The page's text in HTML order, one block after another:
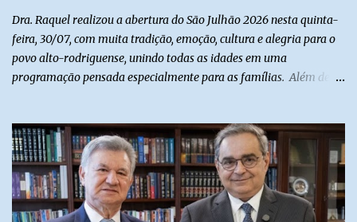
Dra. Raquel realizou a abertura do São Julhão 2026 nesta quinta-
feira, 30/07, com muita tradição, emoção, cultura e alegria para o
povo alto-rodriguense, unindo todas as idades em uma
programação pensada especialmente para as famílias. Além de
mostrando o cuidado com o desenvolvimento do alto-rodriguense.
A primeira noite foi marcada por apresentações que
emocionaram o público, contando com as quadrilhas das escolas
municipais Félix Antônio e Walfredo Gurgel, o ritmo contagiante
dos Cangaceiros do Nordeste, a alegria do grupo da Melhor Idade